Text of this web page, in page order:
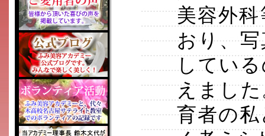
美容外
おり、
してい
えまし
育者の